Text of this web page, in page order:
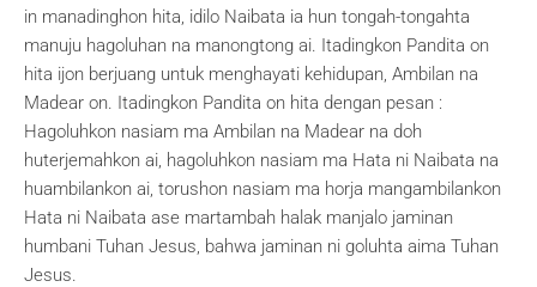
in manadinghon hita, idilo Naibata ia hun tongah-tongahta
manuju hagoluhan na manongtong ai. Itadingkon Pandita on
hita ijon berjuang untuk menghayati kehidupan, Ambilan na
Madear on. Itadingkon Pandita on hita dengan pesan :
Hagoluhkon nasiam ma Ambilan na Madear na doh
huterjemahkon ai, hagoluhkon nasiam ma Hata ni Naibata na
huambilankon ai, torushon nasiam ma horja mangambilankon
Hata ni Naibata ase martambah halak manjalo jaminan
humbani Tuhan Jesus, bahwa jaminan ni goluhta aima Tuhan
Jesus.